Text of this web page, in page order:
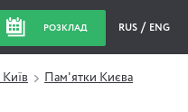
РОЗКЛАД RUS ENG
Київ
Пам'ятки Києва